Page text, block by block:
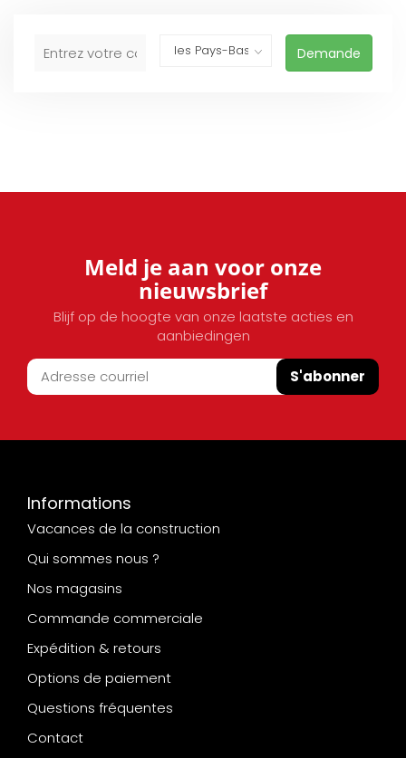
Demande
Meld je aan voor onze
nieuwsbrief
Blijf op de hoogte van onze laatste acties en
aanbiedingen
S'abonner
Informations
Vacances de la construction
Qui sommes nous ?
Nos magasins
Commande commerciale
Expédition & retours
Options de paiement
Questions fréquentes
Contact